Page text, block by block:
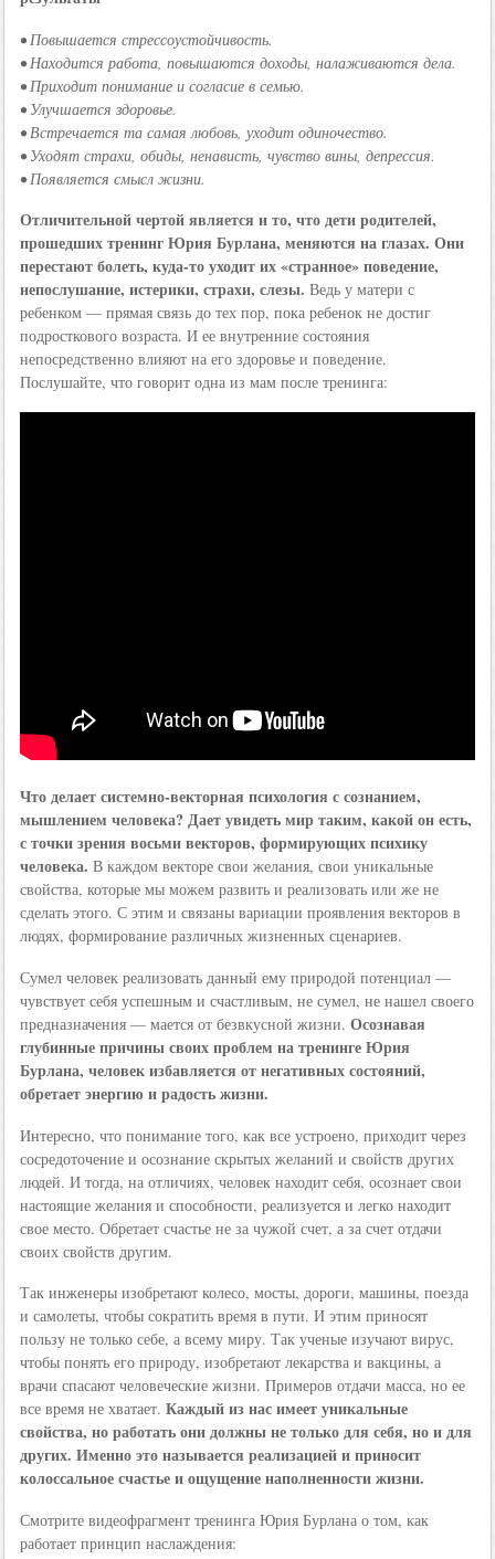
• Повышается стрессоустойчивость.
• Находится работа, повышаются доходы, налаживаются дела.
• Приходит понимание и согласие в семью.
• Улучшается здоровье.
• Встречается та самая любовь, уходит одиночество.
• Уходят страхи, обиды, ненависть, чувство вины, депрессия.
• Появляется смысл жизни.
Отличительной чертой является и то, что дети родителей,
прошедших тренинг Юрия Бурлана, меняются на глазах. Они
перестают болеть, куда-то уходит их «странное» поведение,
непослушание, истерики, страхи, слезы. Ведь у матери с
ребенком — прямая связь до тех пор, пока ребенок не достиг
подросткового возраста. И ее внутренние состояния
непосредственно влияют на его здоровье и поведение.
Послушайте, что говорит одна из мам после тренинга:
Что делает системно-векторная психология с сознанием,
мышлением человека? Дает увидеть мир таким, какой он есть,
с точки зрения восьми векторов, формирующих психику
человека. В каждом векторе свои желания, свои уникальные
свойства, которые мы можем развить и реализовать или же не
сделать этого. С этим и связаны вариации проявления векторов в
людях, формирование различных жизненных сценариев.
Сумел человек реализовать данный ему природой потенциал —
чувствует себя успешным и счастливым, не сумел, не нашел своего
предназначения — мается от безвкусной жизни. Осознавая
глубинные причины своих проблем на тренинге Юрия
Бурлана, человек избавляется от негативных состояний,
обретает энергию и радость жизни.
Интересно, что понимание того, как все устроено, приходит через
сосредоточение и осознание скрытых желаний и свойств других
людей. И тогда, на отличиях, человек находит себя, осознает свои
настоящие желания и способности, реализуется и легко находит
свое место. Обретает счастье не за чужой счет, а за счет отдачи
своих свойств другим.
Так инженеры изобретают колесо, мосты, дороги, машины, поезда
и самолеты, чтобы сократить время в пути. И этим приносят
пользу не только себе, а всему миру. Так ученые изучают вирус,
чтобы понять его природу, изобретают лекарства и вакцины, а
врачи спасают человеческие жизни. Примеров отдачи масса, но ее
все время не хватает. Каждый из нас имеет уникальные
свойства, но работать они должны не только для себя, но и для
других. Именно это называется реализацией и приносит
колоссальное счастье и ощущение наполненности жизни.
Смотрите видеофрагмент тренинга Юрия Бурлана о том, как
работает принцип наслаждения: